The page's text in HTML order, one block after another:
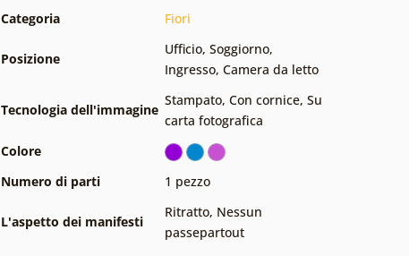
Categoria Fiori
Posizione
Ufficio, Soggiorno,
Ingresso, Camera da letto
Tecnologia dell'immagine
Stampato, Con cornice, Su
carta fotografica
Colore
Numero di parti
1 pezzo
L'aspetto dei manifesti
Ritratto, Nessun
passepartout